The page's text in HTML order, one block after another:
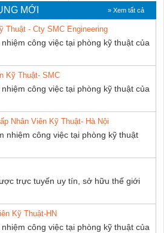
Quốc Thịnh
MỚI » Xem tất cả
Thuật - Cty SMC Engineering
công việc tại phòng kỹ thuật của
Kỹ Thuật- SMC
công việc tại phòng kỹ thuật của
Nhân Viên Kỹ Thuật- Hà Nội
nhiệm công việc tại phòng kỹ thuật
trực tuyến uy tín, sở hữu thế giới
Kỹ Thuật-HN
công việc tại phòng kỹ thuật của